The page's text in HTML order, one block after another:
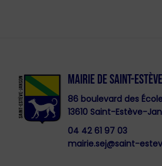
MAIRIE DE SAINT-
86 boulevard des
13610 Saint-Estève-
04 42 61 97 03
mairie.sej@saint-